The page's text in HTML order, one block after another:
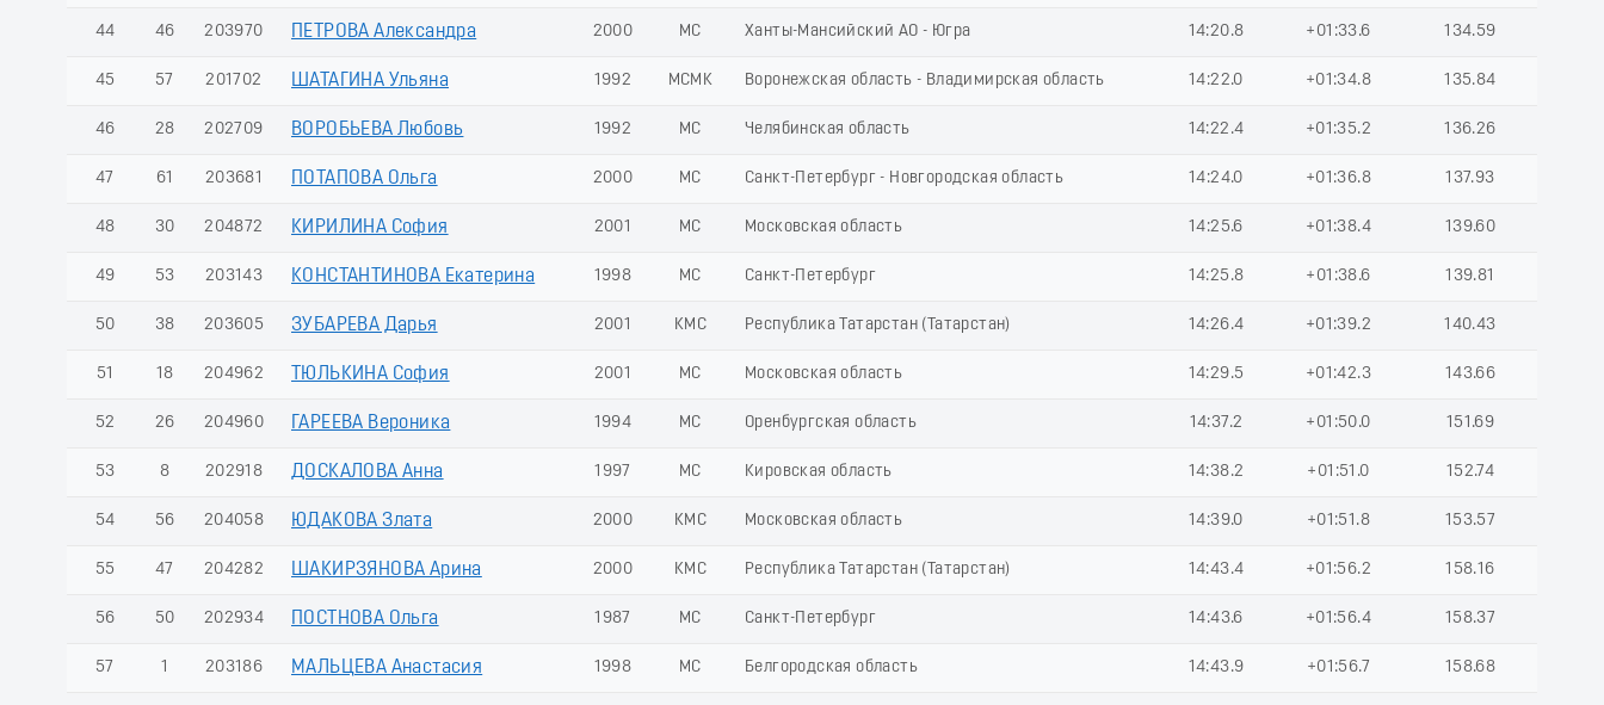
44 46 203970 ПЕТРОВА Александра 2000 МС Ханты-Мансийский АО - Югра 14:20.8 +01:33.6 134.59
45 57 201702 ШАТАГИНА Ульяна 1992 МСМК Воронежская область - Владимирская область 14:22.0 +01:34.8 135.84
46 28 202709 ВОРОБЬЕВА Любовь 1992 МС Челябинская область 14:22.4 +01:35.2 136.26
47 61 203681 ПОТАПОВА Ольга 2000 МС Санкт-Петербург - Новгородская область 14:24.0 +01:36.8 137.93
48 30 204872 КИРИЛИНА София 2001 МС Московская область 14:25.6 +01:38.4 139.60
49 53 203143 КОНСТАНТИНОВА Екатерина 1998 МС Санкт-Петербург 14:25.8 +01:38.6 139.81
50 38 203605 ЗУБАРЕВА Дарья 2001 КМС Республика Татарстан (Татарстан) 14:26.4 +01:39.2 140.43
51 18 204962 ТЮЛЬКИНА София 2001 МС Московская область 14:29.5 +01:42.3 143.66
52 26 204960 ГАРЕЕВА Вероника 1994 МС Оренбургская область 14:37.2 +01:50.0 151.69
53 8 202918 ДОСКАЛОВА Анна 1997 МС Кировская область 14:38.2 +01:51.0 152.74
54 56 204058 ЮДАКОВА Злата 2000 КМС Московская область 14:39.0 +01:51.8 153.57
55 47 204282 ШАКИРЗЯНОВА Арина 2000 КМС Республика Татарстан (Татарстан) 14:43.4 +01:56.2 158.16
56 50 202934 ПОСТНОВА Ольга 1987 МС Санкт-Петербург 14:43.6 +01:56.4 158.37
57 1 203186 МАЛЬЦЕВА Анастасия 1998 МС Белгородская область 14:43.9 +01:56.7 158.68